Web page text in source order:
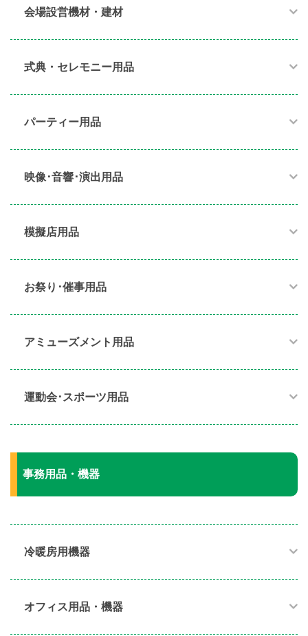
会場設営機材・建材
式典・セレモニー用品
パーティー用品​
映像･音響･演出用品​
模擬店用品​
お祭り･催事用品​
アミューズメント用品​
運動会･スポーツ用品​
事務用品・機器
冷暖房用機器​
オフィス用品・機器​